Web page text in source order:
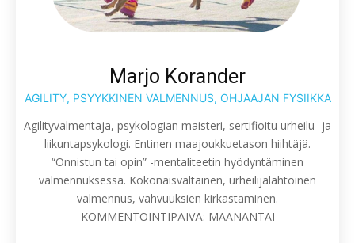
Marjo Korander
AGILITY, PSYYKKINEN VALMENNUS, OHJAAJAN FYSIIKKA
Agilityvalmentaja, psykologian maisteri, sertifioitu urheilu- ja
liikuntapsykologi. Entinen maajoukkuetason hiihtäjä.
“Onnistun tai opin” -mentaliteetin hyödyntäminen
valmennuksessa. Kokonaisvaltainen, urheilijalähtöinen
valmennus, vahvuuksien kirkastaminen.
KOMMENTOINTIPÄIVÄ: MAANANTAI